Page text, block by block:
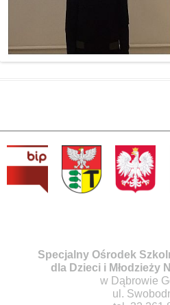
Specjalny Ośrodek
dla Dzieci i Młodzieży
w Dąbrowie
ul.